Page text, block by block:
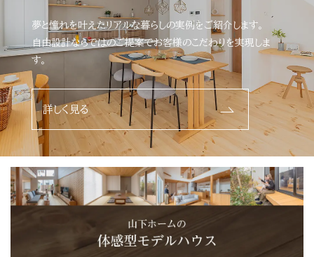
夢と憧れを叶えたリアルな暮らしの実例をご紹介します。
自由設計ならではのご提案でお客様のこだわりを実現しま
す。
詳しく見る